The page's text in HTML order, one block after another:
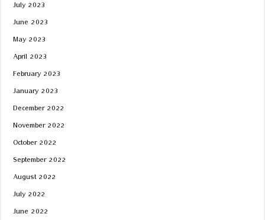
July 2023
June 2023
May 2023
April 2023
February 2023
January 2023
December 2022
November 2022
October 2022
September 2022
August 2022
July 2022
June 2022